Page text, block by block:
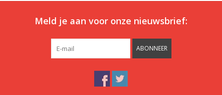
Meld je aan voor onze nieuwsbrief:
ABONNEER